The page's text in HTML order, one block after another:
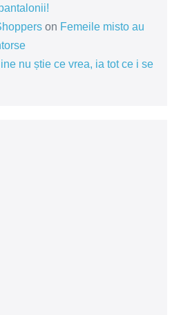
on Femeile misto au
nu știe ce vrea, ia tot ce i se